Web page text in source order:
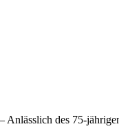
– Anlässlich des 75-